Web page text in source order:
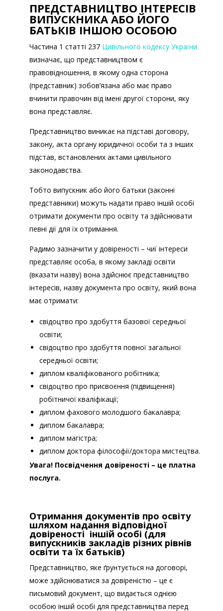
найменування закордонної дипломатичної
установи (залежно від країни
назва документа про освіту, залежно від
того, який рівень освіти здобула дитина:
свідоцтво про здобуття базової
середньої освіти;
свідоцтво про здобуття повної загальної
диплом кваліфікованого робітника;
свідоцтво про присвоєння (підвищення)
робітничої кваліфікації;
прізвище, ім’я, по батькові та дата
народження випускника, на чиє ім’я
виготовляється документ;
адреса проживання в Україні та країні
перебування;
телефон в країні перебування, електронна
поштова скринька, месенджери тощо.
додатка 11 Порядку
Порядку
Порядок міжвідомчої взаємодії з
питань вручення здобувачам освіти, які
ПРЕДСТАВНИЦТВО ІНТЕРЕСІВ
ВИПУСКНИКА АБО ЙОГО
БАТЬКІВ ІНШОЮ ОСОБОЮ
Частина 1 статті 237 Цивільного кодексу України
визначає, що представництвом є
правовідношення, в якому одна сторона
(представник) зобов’язана або має право
вчинити правочин від імені другої сторони, яку
вона представляє.
Представництво виникає на підставі договору,
закону, акта органу юридичної особи та з інших
підстав, встановлених актами цивільного
законодавства.
Тобто випускник або його батьки (законні
представники) можуть надати право іншій особі
отримати документи про освіту та здійснювати
певні дії для їх отримання.
Радимо зазначити у довіреності – чиї інтереси
представляє особа, в якому закладі освіти
(вказати назву) вона здійснює представництво
інтересів, назву документа про освіту, який вона
має отримати:
свідоцтво про здобуття базової середньої
освіти;
свідоцтво про здобуття повної загальної
середньої освіти;
диплом кваліфікованого робітника;
свідоцтво про присвоєння (підвищення)
робітничої кваліфікації;
диплом фахового молодшого бакалавра;
диплом бакалавра;
диплом магістра;
диплом доктора філософії/доктора мистецтва.
Увага! Посвідчення довіреності – це платна
послуга.
Отримання документів про освіту
шляхом надання відповідної
довіреності іншій особі (для
випускників закладів різних рівнів
освіти та їх батьків)
Представництво, яке ґрунтується на договорі,
може здійснюватися за довіреністю – це є
письмовий документ, що видається однією
особою іншій особі для представництва перед